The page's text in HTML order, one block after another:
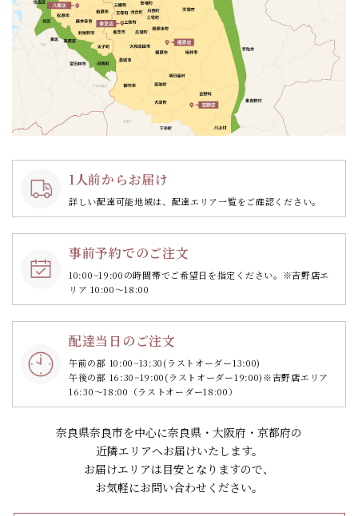
1人前からお届け
詳しい配達可能地域は、配達エリア一覧をご確認ください。
事前予約でのご注文
10:00~19:00の時間帯でご希望日を指定ください。 ※吉野店エ
リア 10:00～18:00
配達当日のご注文
午前の部 10:00~13:30(ラストオーダー13:00)
午後の部 16:30~19:00(ラストオーダー19:00)※吉野店エリア
16:30～18:00（ラストオーダー18:00）
奈良県奈良市を中心に奈良県・大阪府・京都府の
近隣エリアへお届けいたします。
お届けエリアは目安となりますので、
お気軽にお問い合わせください。